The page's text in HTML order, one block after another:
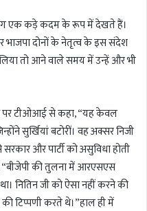
एक कड़े कदम के रूप में देखते हैं।
भाजपा दोनों के नेतृत्व के इस संदेश
तो आने वाले समय में उन्हें और भी
पर टीओआई से कहा, “यह केवल
सुर्खियां बटोरीं। वह अक्सर निजी
और पार्टी को असुविधा होती
“बीजेपी की तुलना में आरएसएस
नितिन जी को ऐसा नहीं करने की
टिप्पणी करते थे।”हाल ही में